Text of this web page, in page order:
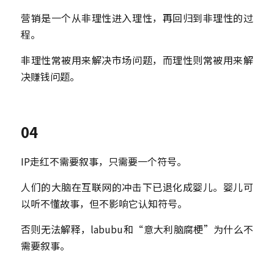
营销是一个从非理性进入理性，再回归到非理性的过
程。
非理性常被用来解决市场问题，而理性则常被用来解
决赚钱问题。
04
IP走红不需要叙事，只需要一个符号。
人们的大脑在互联网的冲击下已退化成婴儿。婴儿可
以听不懂故事，但不影响它认知符号。
否则无法解释，labubu和“意大利脑腐梗”为什么不
需要叙事。